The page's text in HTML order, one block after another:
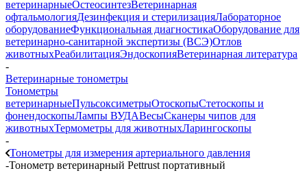
ветеринарныеОстеосинтезВетеринарная
офтальмологияДезинфекция и стерилизацияЛабораторное
оборудованиеФункциональная диагностикаОборудование для
ветеринарно-санитарной экспертизы (ВСЭ)Отлов
животныхРеабилитацияЭндоскопияВетеринарная литература
-
Ветеринарные тонометры
Тонометры
ветеринарныеПульсоксиметрыОтоскопыСтетоскопы и
фонендоскопыЛампы ВУДАВесыСканеры чипов для
животныхТермометры для животныхЛарингоскопы
-
Тонометры для измерения артериального давления
-Тонометр ветеринарный Pettrust портативный